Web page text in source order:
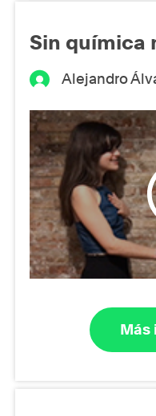
Sin química
Alejandro
Más